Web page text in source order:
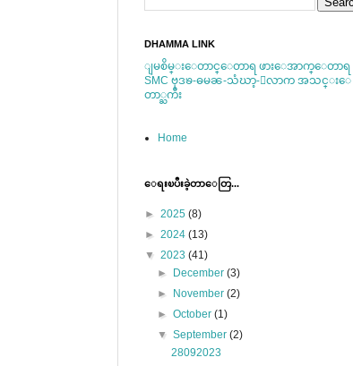
DHAMMA LINK
ျမစိမ္းေတာင္ေတာရ ဖားေအာက္ေတာရ
SMC ဗုဒၶ-ဓမၼ-သံဃာ့-ေလာက အသင္းေ
တာ္ႀကီး
Home
ေရးၿပီးခဲ့တာေတြ...
► 2025 (8)
► 2024 (13)
▼ 2023 (41)
►
December(3)
►
November(2)
►October(1)
▼September(2)
28092023